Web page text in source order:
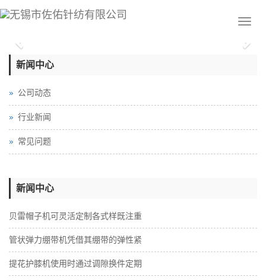
Previous
新闻中心
公司动态
行业新闻
常见问题
新闻中心
贝雷帽子机可灵活定制各式样既注重
管状弹力绷带机凭借其绷带的弹性紧
提花护膝机使用时通过调隙换件定期